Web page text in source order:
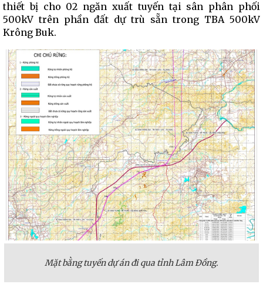
thiết bị cho 02 ngăn xuất tuyến tại sân phân phối
500kV trên phần đất dự trù sẵn trong TBA 500kV
Krông Buk.
Mặt bằng tuyến dự án đi qua tỉnh Lâm Đồng.